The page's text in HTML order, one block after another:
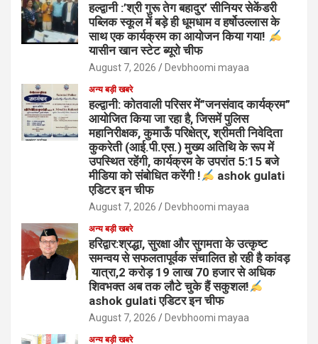
हल्द्वानी :’श्री गुरू तेग बहादुर’ सीनियर सेकेंडरी
पब्लिक स्कूल में बड़े ही धूमधाम व हर्षोउल्लास के
साथ एक कार्यक्रम का आयोजन किया गया!
यासीन खान स्टेट ब्यूरो चीफ
August 7, 2026 Devbhoomi mayaa
अन्य बड़ी खबरे
हल्द्वानी: कोतवाली परिसर में”जनसंवाद कार्यक्रम”
आयोजित किया जा रहा है, जिसमें पुलिस
महानिरीक्षक, कुमाऊँ परिक्षेत्र, श्रीमती निवेदिता
कुकरेती (आई.पी.एस.) मुख्य अतिथि के रूप में
उपस्थित रहेंगी, कार्यक्रम के उपरांत 5:15 बजे
मीडिया को संबोधित करेंगी !
ashok gulati
एडिटर इन चीफ
August 7, 2026 Devbhoomi mayaa
अन्य बड़ी खबरे
हरिद्वार:श्रद्धा, सुरक्षा और सुगमता के उत्कृष्ट
समन्वय से सफलतापूर्वक संचालित हो रही है कांवड़
यात्रा,2 करोड़ 19 लाख 70 हजार से अधिक
शिवभक्त अब तक लौटे चुके हैं सकुशल!
ashok gulati एडिटर इन चीफ
August 7, 2026 Devbhoomi mayaa
अन्य बड़ी खबरे